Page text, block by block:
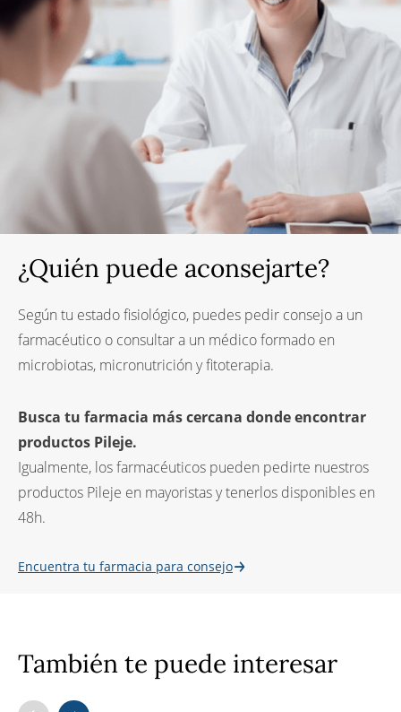
¿Quién puede aconsejarte?
Según tu estado fisiológico, puedes pedir consejo a un
farmacéutico o consultar a un médico formado en
microbiotas, micronutrición y fitoterapia.
Busca tu farmacia más cercana donde encontrar
productos Pileje.
Igualmente, los farmacéuticos pueden pedirte nuestros
productos Pileje en mayoristas y tenerlos disponibles en
48h.
Encuentra tu farmacia para consejo
También te puede interesar